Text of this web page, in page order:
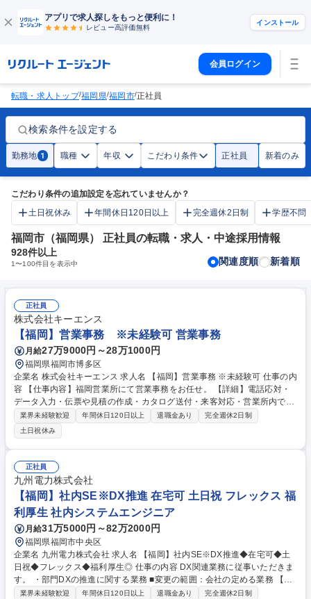
アプリで求人探しをもっと便利に！
レビュー高評価無料
インストール
会員ログイン
転職・求人トップ/福岡県/福岡市/正社員
検索条件を設定する
勤務地 1 職種 年収 こだわり条件 正社員 新着のみ
こだわり条件の追加設定を忘れていませんか？
土日祝休み
年間休日120日以上 完全週休2日制 学歴不問
福岡市（福岡県） 正社員の転職・求人・中途採用情報
928件以上
1〜100件目を表示中 関連度順 新着順
正社員
株式会社キーエンス
【福岡】営業事務 ※未経験可 営業事務
月給27万9000円～28万1000円
福岡県福岡市博多区
企業名 株式会社キーエンス 求人名 【福岡】営業事務 ※未経験可 仕事の内
容 【仕事内容】福岡営業所にて営業事務をお任せ。 【詳細】電話応対・
データ入力・伝票や見積の作成・カタログ送付・来客対応・営業所内で発
生する事務業務や業務改善等の支店運営への関与をお任せします。 【教育
制度】ご入社後、育成担当とペアになりながらOJTにて業務を覚えていた
だくことが可能です。業務システムがきちんと構築されているため、スム
ーズに仕事に慣れることができる環境です。また、「チームで成果を出す
文化」があり、良いやり方を積極的に共有しながら常に改善を目指す風土
のため、安心して業務に取り組んでいただけます。 募集職種 【福岡】営
業事務 ※未経験可
業界未経験歓迎 年間休日120日以上 退職金あり
完全週休2日制
土日祝休み
正社員
九州電力株式会社
【福岡】社内SE※DX推進 在宅可 土日祝 フレックス 福
利厚生 社内システムエンジニア
月給31万5000円～82万2000円
福岡県福岡市中央区
企業名 九州電力株式会社 求人名 【福岡】社内SE※DX推進◆在宅可◆土
日祝◆フレックス◆福利厚生◎ 仕事の内容 DX関連業務に従事いただきま
す。 ・部門DXの推進に関する業務 ■変更の範囲：会社の定める業務 【成
長や挑戦を後押しする環境】個人の思い（Will）と九電グループのビジョ
業界未経験歓迎 年間休日120日以上 退職金あり
完全週休2日制